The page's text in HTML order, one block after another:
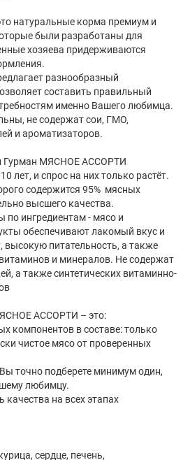
натуральные корма премиум и
были разработаны для
хозяева придерживаются
разнообразный
составить правильный
именно Вашего любимца.
не содержат сои, ГМО,
и ароматизаторов.
Гурман МЯСНОЕ АССОРТИ
лет, и спрос на них только растёт.
содержится 95% мясных
высшего качества.
по ингредиентам - мясо и
обеспечивают лакомый вкус и
высокую питательность, а также
и минералов. Не содержат
а также синтетических витаминно-
АССОРТИ – это:
компонентов в составе: только
чистое мясо от проверенных
точно подберете минимум один,
любимцу.
на всех этапах
сердце, печень,